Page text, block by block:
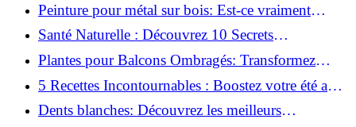
Peinture pour métal sur bois: Est-ce vraiment
possible?
Santé Naturelle : Découvrez 10 Secrets
Incontournables pour un Bien-être Optimal!
Plantes pour Balcons Ombragés: Transformez
votre Terrasse en Oasis Verte!
5 Recettes Incontournables : Boostez votre été avec
des huiles essentielles!
Dents blanches: Découvrez les meilleurs